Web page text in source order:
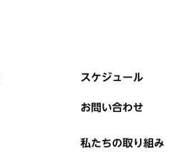
スケジュール
お問い合わせ
私たちの取り組み